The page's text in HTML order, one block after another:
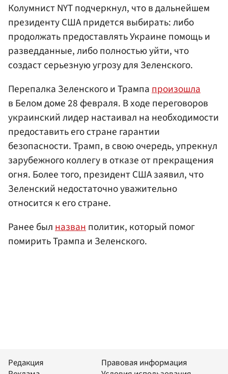
Колумнист NYT подчеркнул, что в дальнейшем
президенту США придется выбирать: либо
продолжать предоставлять Украине помощь и
разведданные, либо полностью уйти, что
создаст серьезную угрозу для Зеленского.
Перепалка Зеленского и Трампапроизошла
в Белом доме 28 февраля. В ходе переговоров
украинский лидер настаивал на необходимости
предоставить его стране гарантии
безопасности. Трамп, в свою очередь, упрекнул
зарубежного коллегу в отказе от прекращения
огня. Более того, президент США заявил, что
Зеленский недостаточно уважительно
относится к его стране.
Ранее былназванполитик, который помог
помирить Трампа и Зеленского.
Редакция
Правовая информация